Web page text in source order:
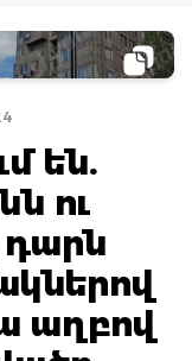
են.
ու
աղբով